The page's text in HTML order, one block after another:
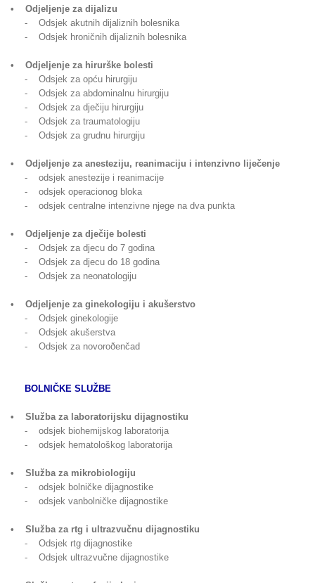
• Odjeljenje za dijalizu
- Odsjek akutnih dijaliznih bolesnika
- Odsjek hroničnih dijaliznih bolesnika
• Odjeljenje za hirurške bolesti
- Odsjek za opću hirurgiju
- Odsjek za abdominalnu hirurgiju
- Odsjek za dječiju hirurgiju
- Odsjek za traumatologiju
- Odsjek za grudnu hirurgiju
• Odjeljenje za anesteziju, reanimaciju i intenzivno liječenje
- odsjek anestezije i reanimacije
- odsjek operacionog bloka
- odsjek centralne intenzivne njege na dva punkta
• Odjeljenje za dječije bolesti
- Odsjek za djecu do 7 godina
- Odsjek za djecu do 18 godina
- Odsjek za neonatologiju
• Odjeljenje za ginekologiju i akušerstvo
- Odsjek ginekologije
- Odsjek akušerstva
- Odsjek za novoroðenčad
BOLNIČKE SLUŽBE
• Služba za laboratorijsku dijagnostiku
- odsjek biohemijskog laboratorija
- odsjek hematološkog laboratorija
• Služba za mikrobiologiju
- odsjek bolničke dijagnostike
- odsjek vanbolničke dijagnostike
• Služba za rtg i ultrazvučnu dijagnostiku
- Odsjek rtg dijagnostike
- Odsjek ultrazvučne dijagnostike